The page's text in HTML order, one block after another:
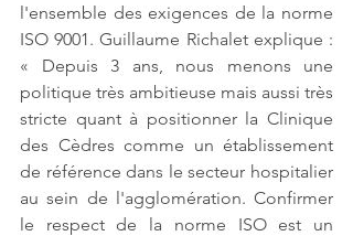
l'ensemble des exigences de la norme
ISO 9001. Guillaume Richalet explique :
« Depuis 3 ans, nous menons une
politique très ambitieuse mais aussi très
stricte quant à positionner la Clinique
des Cèdres comme un établissement
de référence dans le secteur hospitalier
au sein de l'agglomération. Confirmer
le respect de la norme ISO est un